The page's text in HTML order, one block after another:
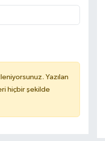
Yazılan
hiçbir şekilde